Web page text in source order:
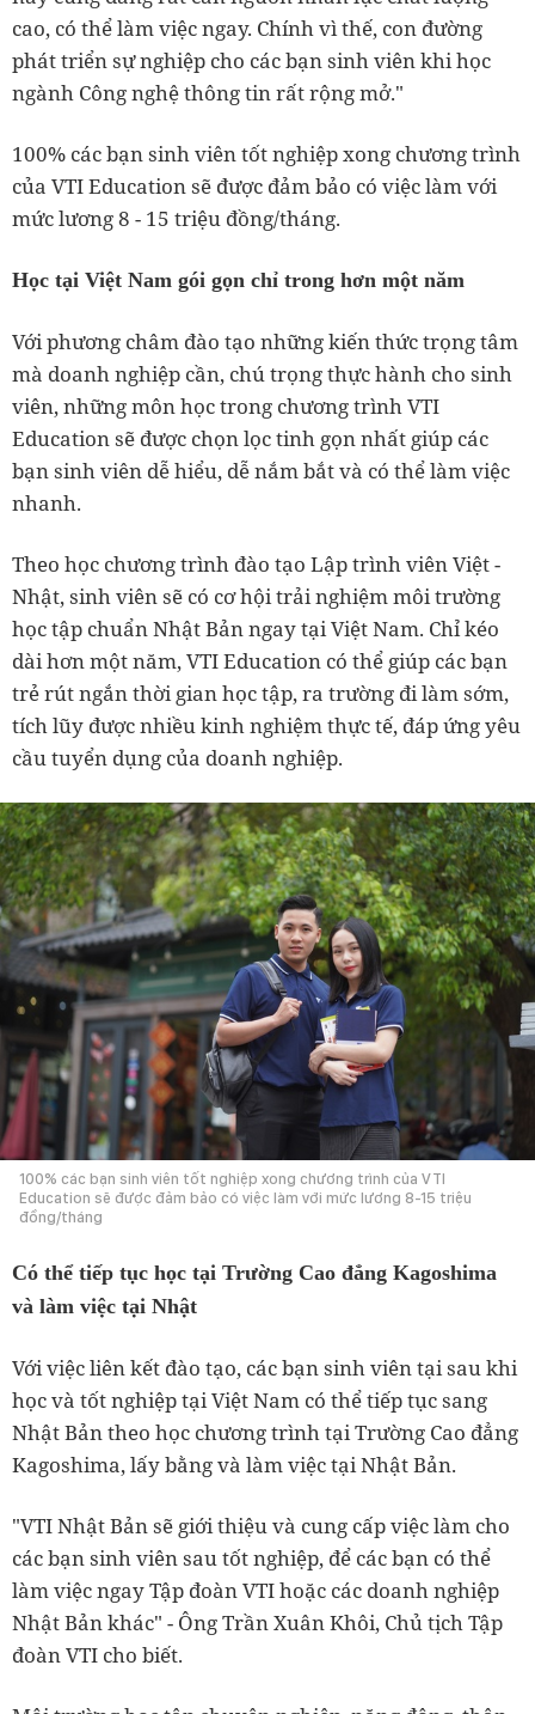
cao, có thể làm việc ngay. Chính vì thế, con đường
phát triển sự nghiệp cho các bạn sinh viên khi học
ngành Công nghệ thông tin rất rộng mở."
100% các bạn sinh viên tốt nghiệp xong chương trình
của VTI Education sẽ được đảm bảo có việc làm với
mức lương 8 - 15 triệu đồng/tháng.
Học tại Việt Nam gói gọn chỉ trong hơn một năm
Với phương châm đào tạo những kiến thức trọng tâm
mà doanh nghiệp cần, chú trọng thực hành cho sinh
viên, những môn học trong chương trình VTI
Education sẽ được chọn lọc tinh gọn nhất giúp các
bạn sinh viên dễ hiểu, dễ nắm bắt và có thể làm việc
nhanh.
Theo học chương trình đào tạo Lập trình viên Việt -
Nhật, sinh viên sẽ có cơ hội trải nghiệm môi trường
học tập chuẩn Nhật Bản ngay tại Việt Nam. Chỉ kéo
dài hơn một năm, VTI Education có thể giúp các bạn
trẻ rút ngắn thời gian học tập, ra trường đi làm sớm,
tích lũy được nhiều kinh nghiệm thực tế, đáp ứng yêu
cầu tuyển dụng của doanh nghiệp.
100% các bạn sinh viên tốt nghiệp xong chương trình của VTI
Education sẽ được đảm bảo có việc làm với mức lương 8-15 triệu
đồng/tháng
Có thể tiếp tục học tại Trường Cao đẳng Kagoshima
và làm việc tại Nhật
Với việc liên kết đào tạo, các bạn sinh viên tại sau khi
học và tốt nghiệp tại Việt Nam có thể tiếp tục sang
Nhật Bản theo học chương trình tại Trường Cao đẳng
Kagoshima, lấy bằng và làm việc tại Nhật Bản.
"VTI Nhật Bản sẽ giới thiệu và cung cấp việc làm cho
các bạn sinh viên sau tốt nghiệp, để các bạn có thể
làm việc ngay Tập đoàn VTI hoặc các doanh nghiệp
Nhật Bản khác" - Ông Trần Xuân Khôi, Chủ tịch Tập
đoàn VTI cho biết.